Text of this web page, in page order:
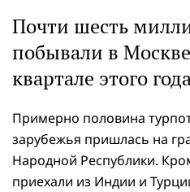
Почти шесть
побывали в
квартале этого
Примерно половина
зарубежья пришлась на
Народной Республики.
приехали из Индии и